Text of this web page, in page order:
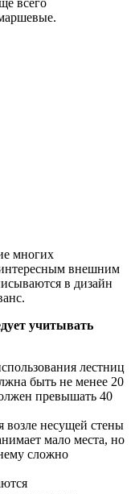
всего
многих
внешним
в дизайн
учитывать
лестниц
быть не менее 20
превышать 40
возле несущей стены
мало места, но
сложно